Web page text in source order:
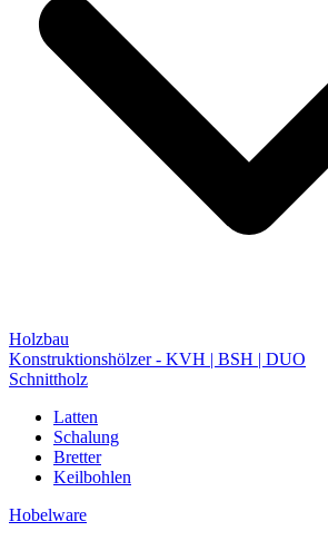
Holzbau
Konstruktionshölzer - KVH | BSH | DUO
Schnittholz
Latten
Schalung
Bretter
Keilbohlen
Hobelware